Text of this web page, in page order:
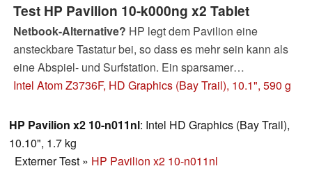
Test HP Pavilion 10-k000ng x2 Tablet
Netbook-Alternative? HP legt dem Pavilion eine
ansteckbare Tastatur bei, so dass es mehr sein kann als
eine Abspiel- und Surfstation. Ein sparsamer
Vierkernprozessor sorgt für die nötige Rechenleistung,
etwa 320 Euro für das Gerät haben.
Intel Atom Z3736F, HD Graphics (Bay Trail), 10.1", 590 g
HP Pavilion x2 10-n011nl: Intel HD Graphics (Bay Trail),
10.10", 1.7 kg
Externer Test » HP Pavilion x2 10-n011nl